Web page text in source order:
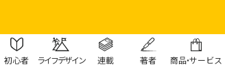
初心者 ライフデザイン 連載 著者 商品・サービス